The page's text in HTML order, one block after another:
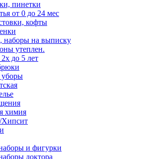
пинетки
от 0 до 24 мес
кофты
наборы на выписку
утеплен.
до 5 лет
уборы
химия
Хипсит
и фигурки
доктора